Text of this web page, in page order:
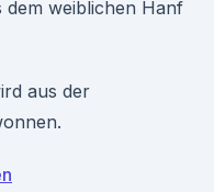
dem weiblichen Hanf
aus der